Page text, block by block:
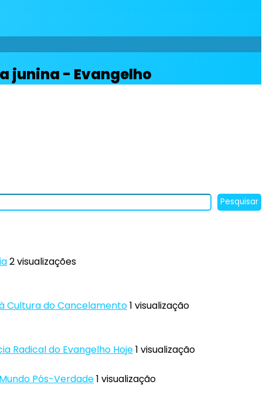
junina - Evangelho
Pesquisar
2 visualizações
Cultura do Cancelamento1 visualização
Radical do Evangelho Hoje1 visualização
Pós-Verdade1 visualização